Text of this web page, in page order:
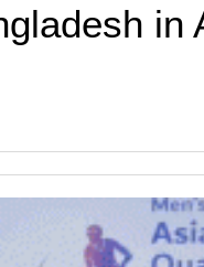
in